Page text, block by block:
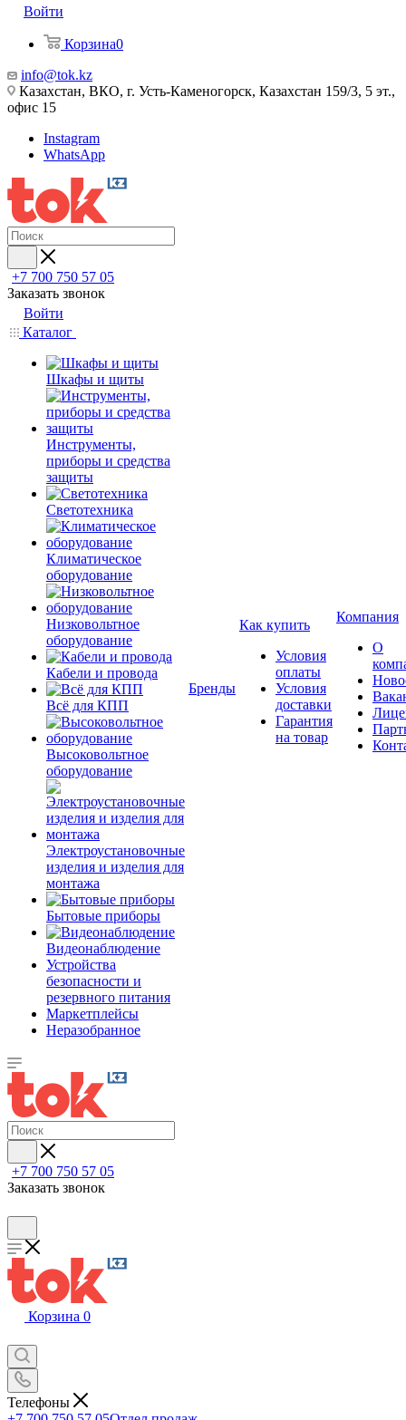
Войти
Корзина0
info@tok.kz
Казахстан, ВКО, г. Усть-Каменогорск, Казахстан 159/3, 5 эт.,
офис 15
Instagram
WhatsApp
+7 700 750 57 05
Заказать звонок
Войти
Каталог
Шкафы и щиты
Инструменты,
приборы и средства
защиты
Светотехника
Климатическое
оборудование
Низковольтное
оборудование
Кабели и провода
Всё для КПП
Высоковольтное
оборудование
Электроустановочные
изделия и изделия для
монтажа
Бытовые приборы
Видеонаблюдение
Устройства
безопасности и
резервного питания
Маркетплейсы
Неразобранное
Бренды
Как купить
Условия
оплаты
Условия
доставки
Гарантия
на товар
Компания
О
+7 700 750 57 05
Заказать звонок
Корзина 0
Телефоны